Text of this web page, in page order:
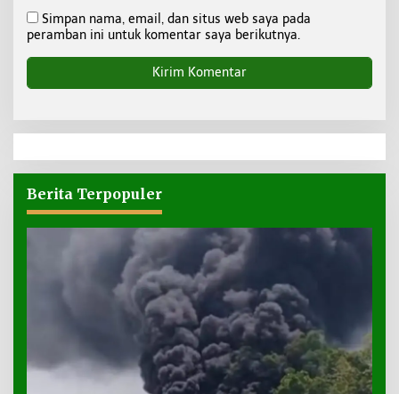
Simpan nama, email, dan situs web saya pada
peramban ini untuk komentar saya berikutnya.
Berita Terpopuler